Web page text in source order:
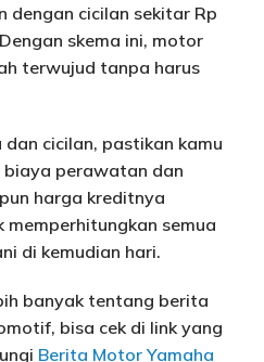
dengan cicilan sekitar Rp
skema ini, motor
terwujud tanpa harus
dan cicilan, pastikan kamu
perawatan dan
harga kreditnya
semua
di kemudian hari.
banyak tentang berita
bisa cek di link yang
Berita Motor Yamaha